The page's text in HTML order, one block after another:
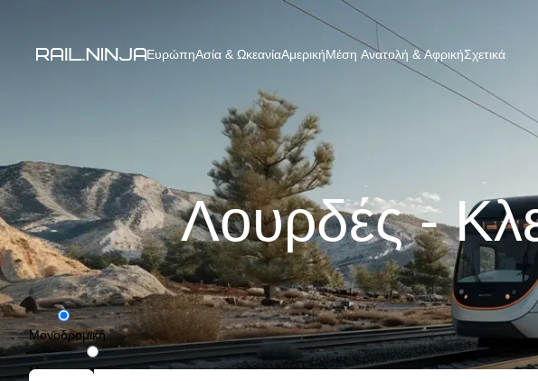
ΕυρώπηΑσία & ΩκεανίαΑμερικήΜέση Ανατολή & ΑφρικήΣχετικά
Λουρδές -
Μονοδρομική
Με επιστροφή